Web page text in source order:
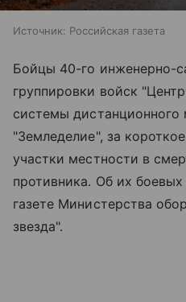
Источник: Российская газета
Бойцы 40-го инженерно-
группировки войск
системы
"Земледелие", за
участки местности в
противника. Об их боевых
газете Министерства
звезда".